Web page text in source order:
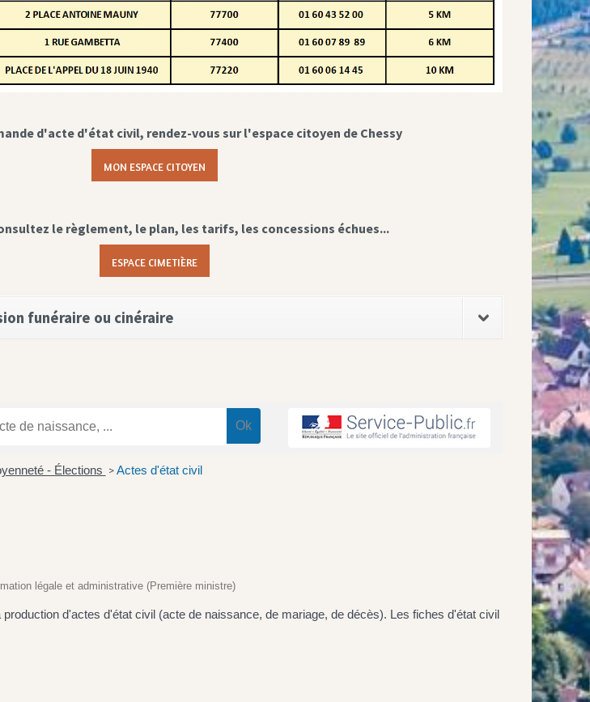
d'acte d'état civil, rendez-vous sur l'espace citoyen de Chessy
MON ESPACE CITOYEN
le règlement, le plan, les tarifs, les concessions échues...
ESPACE CIMETIÈRE
funéraire ou cinéraire
- Élections > Actes d'état civil
légale et administrative (Première ministre)
d'actes d'état civil (acte de naissance, de mariage, de décès). Les fiches d'état civil